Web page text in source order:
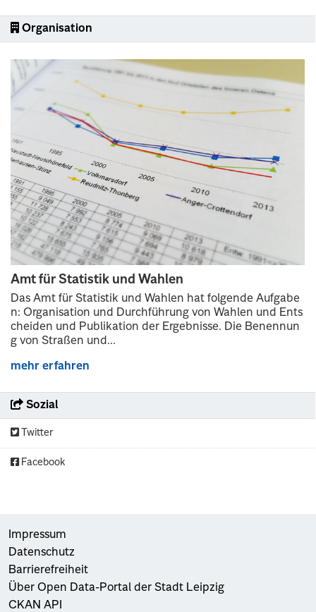
Organisation
Amt für Statistik und Wahlen
Das Amt für Statistik und Wahlen hat folgende Aufgabe
n: Organisation und Durchführung von Wahlen und Ents
cheiden und Publikation der Ergebnisse. Die Benennun
g von Straßen und...
mehr erfahren
Sozial
Twitter
Facebook
Impressum
Datenschutz
Barrierefreiheit
Über Open Data-Portal der Stadt Leipzig
CKAN API